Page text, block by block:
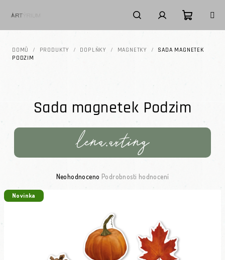
Hledat PřihlášeníNákupní
DOMŮ / PRODUKTY / DOPLŇKY / MAGNETKY /
SADA MAGNETEK
PODZIM
Sada magnetek Podzim
Průměrné hodnocení produktu je 0,0 z 5 hvězdiček.
Neohodnoceno Podrobnosti hodnocení
Novinka